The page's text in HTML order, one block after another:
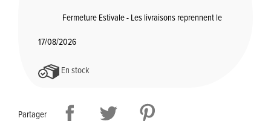
Fermeture Estivale - Les livraisons reprennent le
17/08/2026
En stock
Partager